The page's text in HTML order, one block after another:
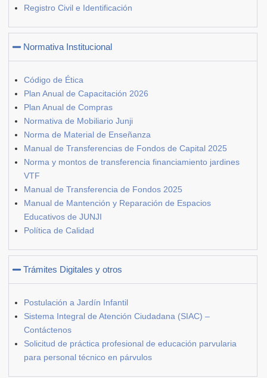
Registro Civil e Identificación
Normativa Institucional
Código de Ética
Plan Anual de Capacitación 2026
Plan Anual de Compras
Normativa de Mobiliario Junji
Norma de Material de Enseñanza
Manual de Transferencias de Fondos de Capital 2025
Norma y montos de transferencia financiamiento jardines
VTF
Manual de Transferencia de Fondos 2025
Manual de Mantención y Reparación de Espacios
Educativos de JUNJI
Política de Calidad
Trámites Digitales y otros
Postulación a Jardín Infantil
Sistema Integral de Atención Ciudadana (SIAC) –
Contáctenos
Solicitud de práctica profesional de educación parvularia
para personal técnico en párvulos